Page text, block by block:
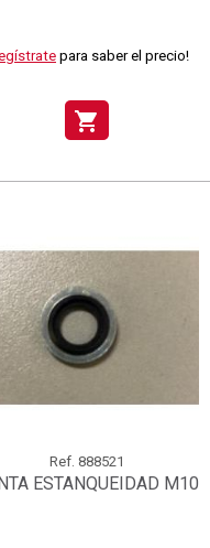
para saber el precio!
shopping_cart
Ref. 888521
ESTANQUEIDAD M10